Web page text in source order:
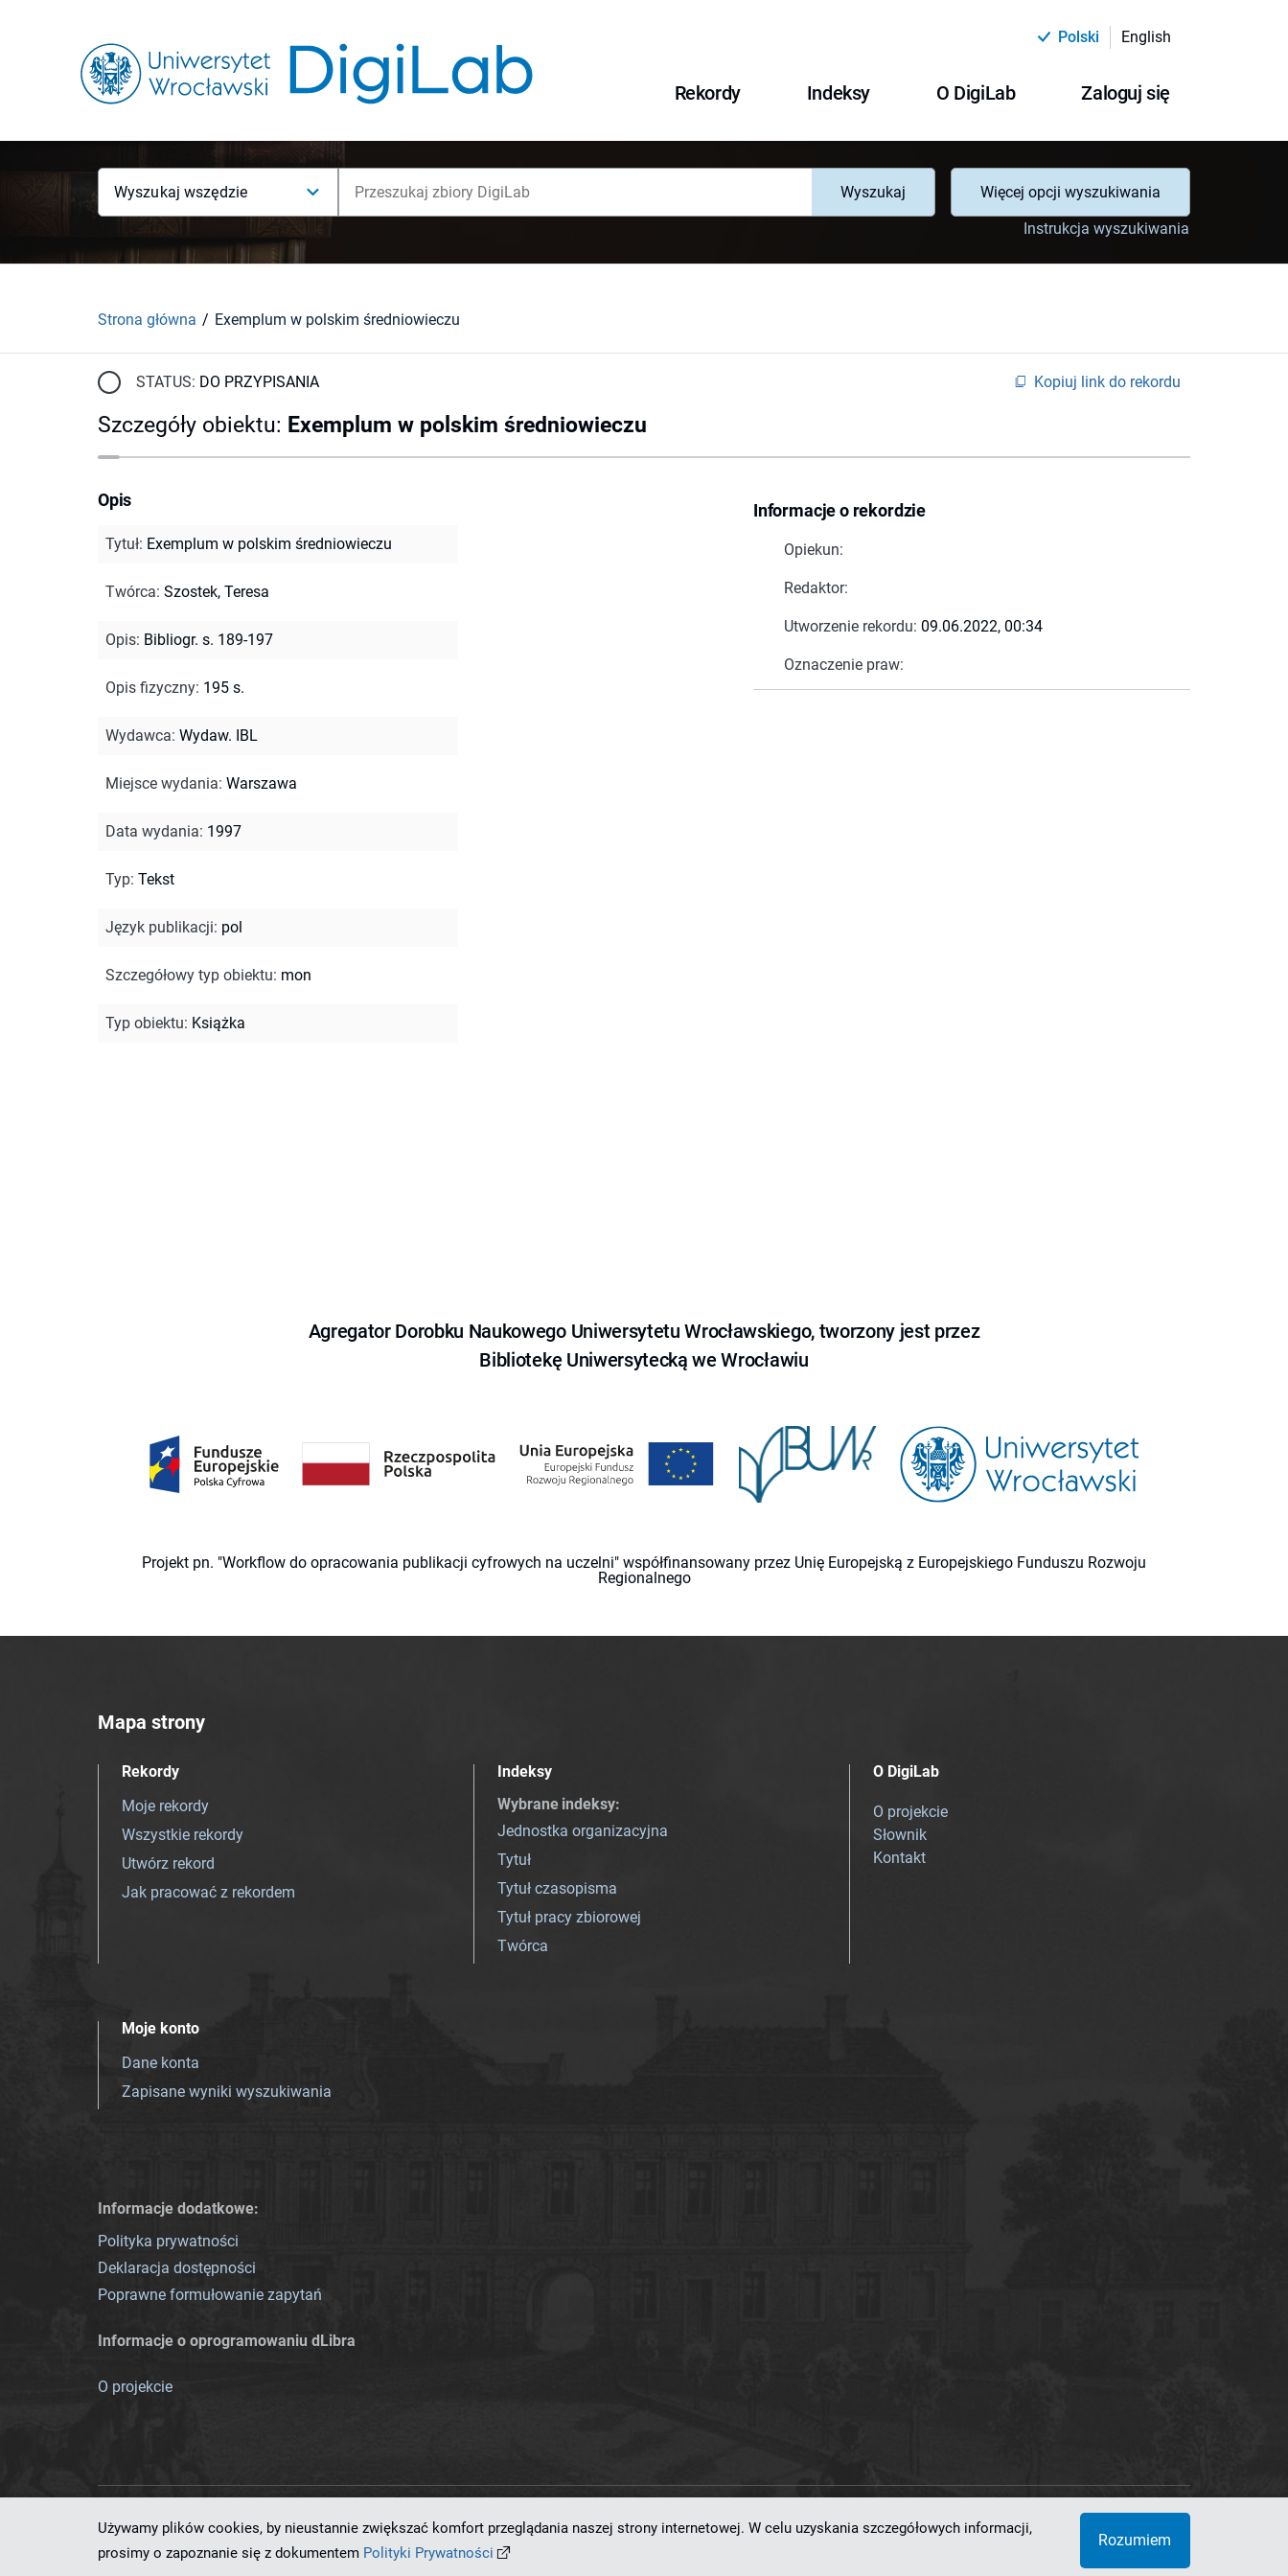
Polski English
Rekordy Indeksy O DigiLab Zaloguj się
Wyszukaj wszędzie Wyszukaj
Więcej opcji wyszukiwania
Instrukcja wyszukiwania
Strona główna Exemplum w polskim średniowieczu
STATUS: DO PRZYPISANIA Kopiuj link do rekordu
Szczegóły obiektu: Exemplum w polskim średniowieczu
Informacje o rekordzie
Opiekun:
Redaktor:
Utworzenie rekordu: 09.06.2022, 00:34
Oznaczenie praw:
Opis
Tytuł: Exemplum w polskim średniowieczu
Twórca: Szostek, Teresa
Opis: Bibliogr. s. 189-197
Opis fizyczny: 195 s.
Wydawca: Wydaw. IBL
Miejsce wydania: Warszawa
Data wydania: 1997
Typ: Tekst
Język publikacji: pol
Szczegółowy typ obiektu: mon
Typ obiektu: Książka
Agregator Dorobku Naukowego Uniwersytetu Wrocławskiego, tworzony jest przez
Bibliotekę Uniwersytecką we Wrocławiu
Projekt pn. "Workflow do opracowania publikacji cyfrowych na uczelni" współfinansowany przez Unię Europejską z Europejskiego Funduszu Rozwoju
Regionalnego
Mapa strony
Rekordy
Moje rekordy
Wszystkie rekordy
Utwórz rekord
Jak pracować z rekordem
Indeksy
Wybrane indeksy:
Jednostka organizacyjna
Tytuł
Tytuł czasopisma
Tytuł pracy zbiorowej
Twórca
O DigiLab
O projekcie
Słownik
Kontakt
Moje konto
Dane konta
Zapisane wyniki wyszukiwania
Informacje dodatkowe:
Polityka prywatności
Deklaracja dostępności
Poprawne formułowanie zapytań
Informacje o oprogramowaniu dLibra
O projekcie
Ten serwis działa dzięki oprogramowaniudLibra 7.0.0-SNAPSHOT opracowanemu przezPoznańskie Centrum Superkomputerowo-Sieciowe
Używamy plików cookies, by nieustannie zwiększać komfort przeglądania naszej strony internetowej. W celu uzyskania szczegółowych informacji,
prosimy o zapoznanie się z dokumentem Polityki Prywatności
Rozumiem